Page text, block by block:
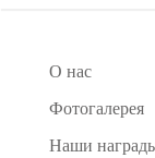
О нас
Фотогалерея
Наши